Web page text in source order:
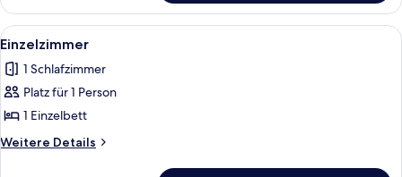
Doppelzimmer
Alle
Fotos
für
Einzelzimmer
anzeigen
Ein Hotelzimmer mit einem Bett,
6
Einzelzimmer
1 Schlafzimmer
Platz für 1 Person
1 Einzelbett
Weitere Details
Weitere